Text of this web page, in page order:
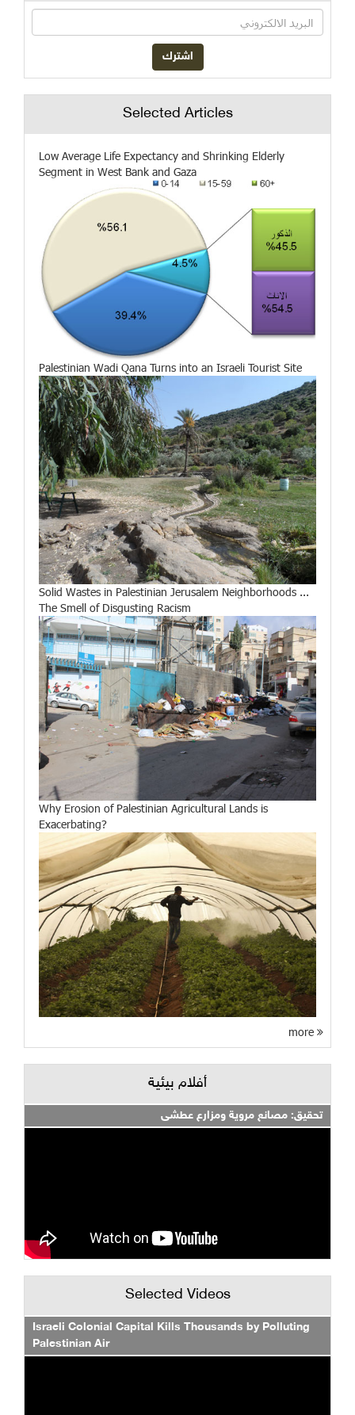
Selected Articles
Low Average Life Expectancy and Shrinking Elderly
Segment in West Bank and Gaza
Palestinian Wadi Qana Turns into an Israeli Tourist Site
Solid Wastes in Palestinian Jerusalem Neighborhoods ...
The Smell of Disgusting Racism
Why Erosion of Palestinian Agricultural Lands is
Exacerbating?
أفلام بيئية
تحقيق: مصانع مروية ومزارع عطشى
Selected Videos
Israeli Colonial Capital Kills Thousands by Polluting
Palestinian Air